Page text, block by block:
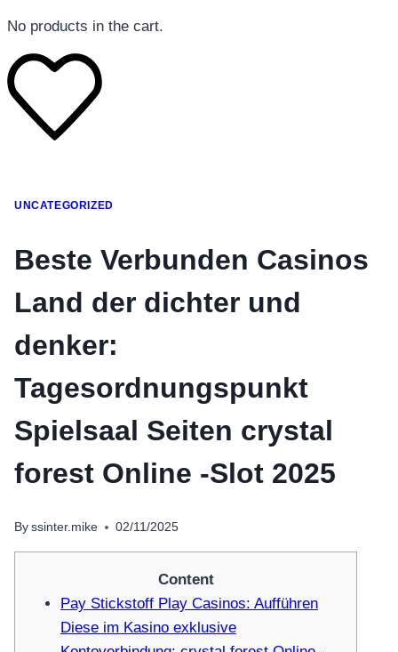
โทรศัพท์มือถือ
อุปกรณ์เสริมโทรศัพท์
สินค้าตามแบรนด์
No products in the cart.
UNCATEGORIZED
Beste Verbunden Casinos
Land der dichter und
denker:
Tagesordnungspunkt
Spielsaal Seiten crystal
forest Online -Slot 2025
By ssinter.mike 02/11/2025
Content
Pay Stickstoff Play Casinos: Aufführen
Diese im Kasino exklusive